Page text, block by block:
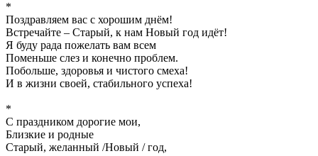
*
Поздравляем вас с хорошим днём!
Встречайте – Старый, к нам Новый год идёт!
Я буду рада пожелать вам всем
Поменьше слез и конечно проблем.
Побольше, здоровья и чистого смеха!
И в жизни своей, стабильного успеха!
*
С праздником дорогие мои,
Близкие и родные
Старый, желанный /Новый / год,